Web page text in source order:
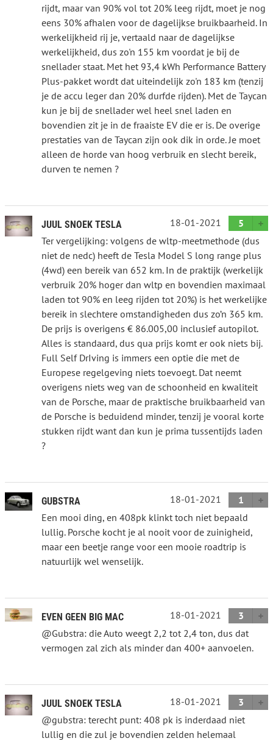
rijdt, maar van 90% vol tot 20% leeg rijdt, moet je nog
eens 30% afhalen voor de dagelijkse bruikbaarheid. In
werkelijkheid rij je, vertaald naar de dagelijkse
werkelijkheid, dus zo'n 155 km voordat je bij de
snellader staat. Met het 93,4 kWh Performance Battery
Plus-pakket wordt dat uiteindelijk zo'n 183 km (tenzij
je de accu leger dan 20% durfde rijden). Met de Taycan
kun je bij de snellader wel heel snel laden en
bovendien zit je in de fraaiste EV die er is. De overige
prestaties van de Taycan zijn ook dik in orde. Je moet
alleen de horde van hoog verbruik en slecht bereik,
durven te nemen ?
JUUL SNOEK TESLA 18-01-2021
5
Ter vergelijking: volgens de wltp-meetmethode (dus
niet de nedc) heeft de Tesla Model S long range plus
(4wd) een bereik van 652 km. In de praktijk (werkelijk
verbruik 20% hoger dan wltp en bovendien maximaal
laden tot 90% en leeg rijden tot 20%) is het werkelijke
bereik in slechtere omstandigheden dus zo’n 365 km.
De prijs is overigens € 86.005,00 inclusief autopilot.
Alles is standaard, dus qua prijs komt er ook niets bij.
Full Self DrIving is immers een optie die met de
Europese regelgeving niets toevoegt. Dat neemt
overigens niets weg van de schoonheid en kwaliteit
van de Porsche, maar de praktische bruikbaarheid van
de Porsche is beduidend minder, tenzij je vooral korte
stukken rijdt want dan kun je prima tussentijds laden
?
GUBSTRA 18-01-2021
1
Een mooi ding, en 408pk klinkt toch niet bepaald
lullig. Porsche kocht je al nooit voor de zuinigheid,
maar een beetje range voor een mooie roadtrip is
natuurlijk wel wenselijk.
EVEN GEEN BIG MAC 18-01-2021
3
@Gubstra: die Auto weegt 2,2 tot 2,4 ton, dus dat
vermogen zal zich als minder dan 400+ aanvoelen.
JUUL SNOEK TESLA 18-01-2021
3
@gubstra: terecht punt: 408 pk is inderdaad niet
lullig en die zul je bovendien zelden helemaal